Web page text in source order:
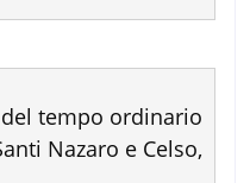
tempo ordinario
Nazaro e Celso,